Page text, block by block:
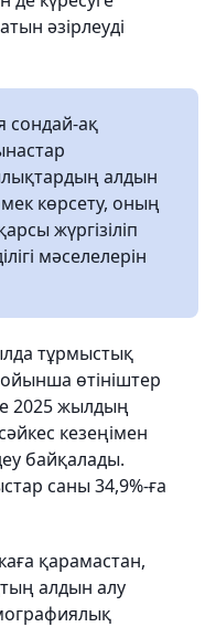
әзірлеуді
сондай-ақ
алдын
көрсету, оның
жүргізіліп
мәселелерін
тұрмыстық
өтініштер
2025 жылдың
кезеңімен
байқалады.
саны 34,9%-ға
қарамастан,
алдын алу